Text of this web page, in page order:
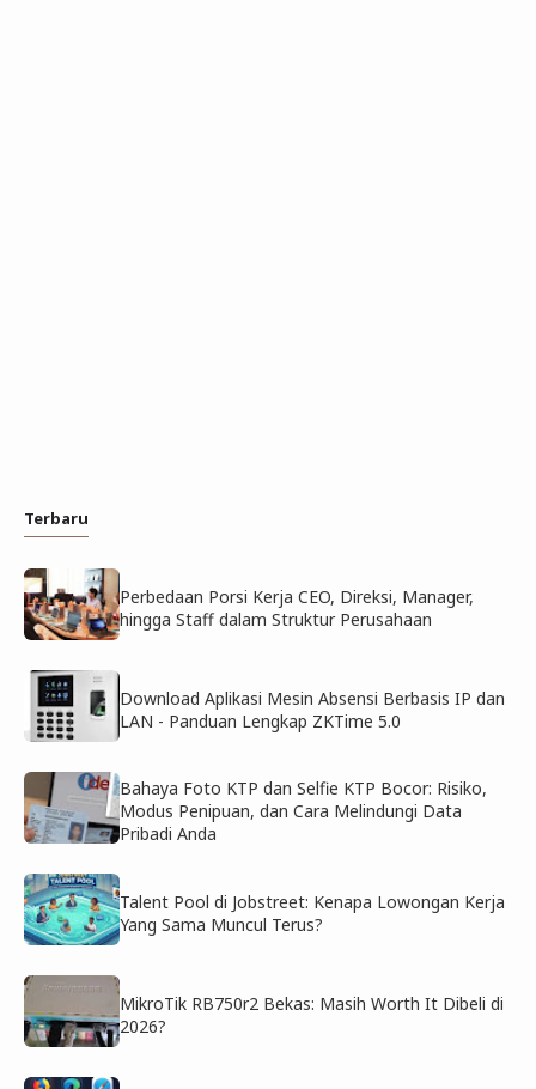
Terbaru
Perbedaan Porsi Kerja CEO, Direksi, Manager,
hingga Staff dalam Struktur Perusahaan
Download Aplikasi Mesin Absensi Berbasis IP dan
LAN - Panduan Lengkap ZKTime 5.0
Bahaya Foto KTP dan Selfie KTP Bocor: Risiko,
Modus Penipuan, dan Cara Melindungi Data
Pribadi Anda
Talent Pool di Jobstreet: Kenapa Lowongan Kerja
Yang Sama Muncul Terus?
MikroTik RB750r2 Bekas: Masih Worth It Dibeli di
2026?